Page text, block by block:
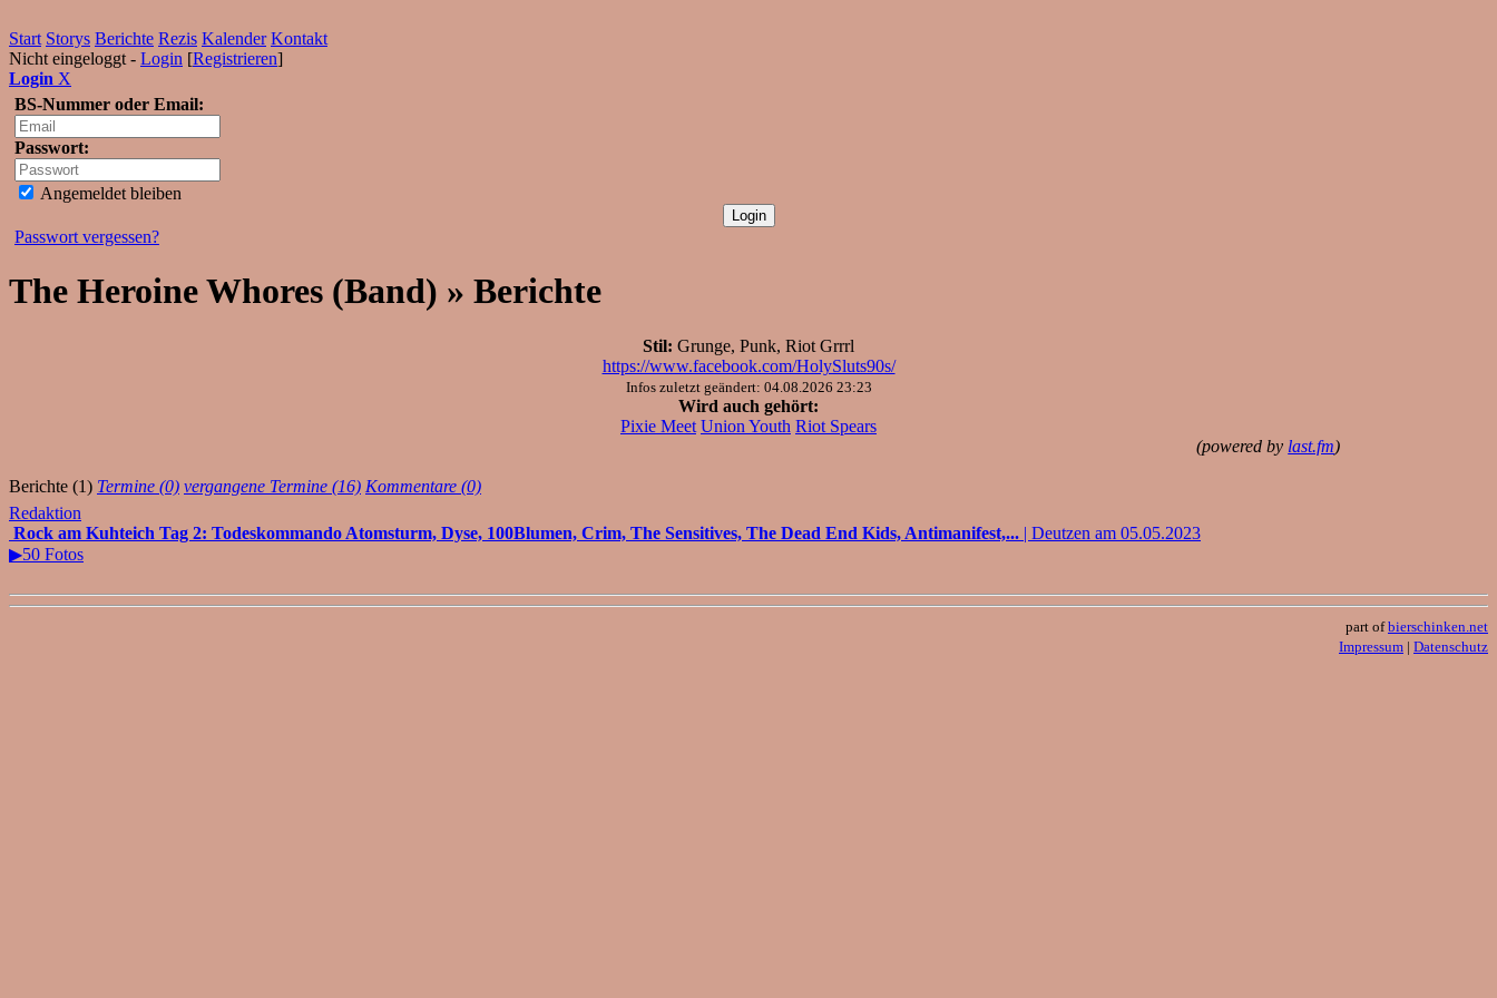
Start Storys Berichte Rezis Kalender Kontakt
Nicht eingeloggt - Login [Registrieren]
Login X
BS-Nummer oder Email:
Passwort:
Angemeldet bleiben
Passwort vergessen?
The Heroine Whores (Band) » Berichte
Stil: Grunge, Punk, Riot Grrrl
https://www.facebook.com/HolySluts90s/
Infos zuletzt geändert: 04.08.2026 23:23
Wird auch gehört:
Pixie Meet Union Youth Riot Spears
(powered by last.fm)
Berichte (1) Termine (0) vergangene Termine (16) Kommentare (0)
Redaktion
Rock am Kuhteich Tag 2: Todeskommando Atomsturm, Dyse, 100Blumen, Crim, The Sensitives, The Dead End Kids, Antimanifest,... | Deutzen am 05.05.2023
▶50 Fotos
part ofbierschinken.net
Impressum | Datenschutz